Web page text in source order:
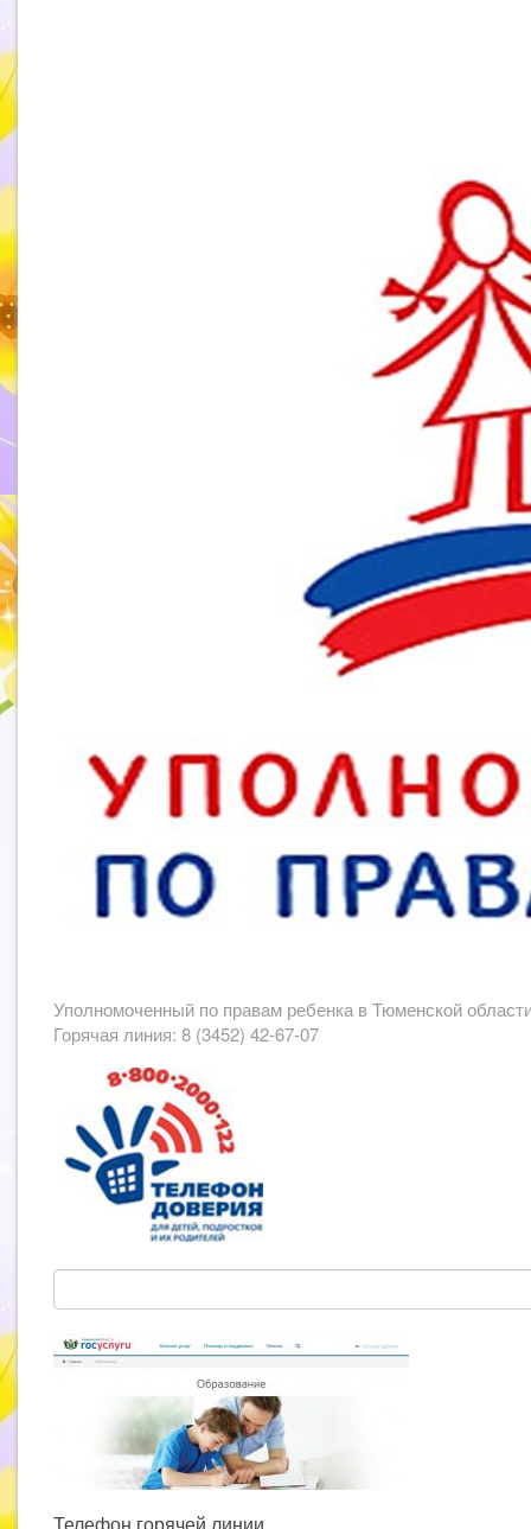
Уполномоченный по правам ребенка в Тюменской
Горячая линия: 8 (3452) 42-67-07